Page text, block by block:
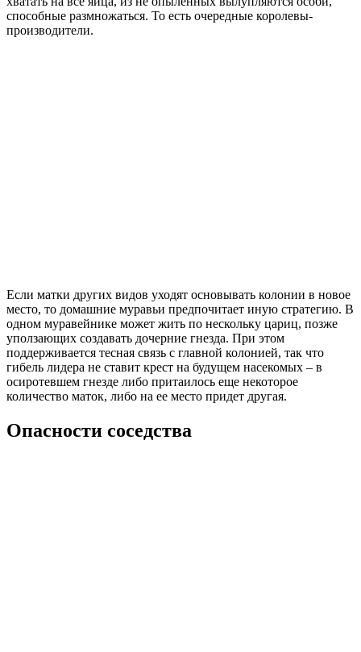
способные размножаться. То есть очередные королевы-
производители.
Если матки других видов уходят основывать колонии в новое
место, то домашние муравьи предпочитает иную стратегию. В
одном муравейнике может жить по нескольку цариц, позже
уползающих создавать дочерние гнезда. При этом
поддерживается тесная связь с главной колонией, так что
гибель лидера не ставит крест на будущем насекомых – в
осиротевшем гнезде либо притаилось еще некоторое
количество маток, либо на ее место придет другая.
Опасности соседства